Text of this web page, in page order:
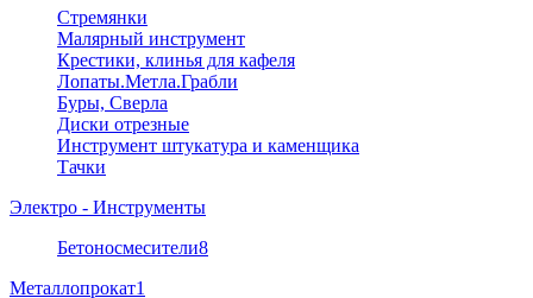
Стремянки
Малярный инструмент
Крестики, клинья для кафеля
Лопаты.Метла.Грабли
Буры, Сверла
Диски отрезные
Инструмент штукатура и каменщика
Тачки
Электро - Инструменты
Бетоносмесители8
Металлопрокат1